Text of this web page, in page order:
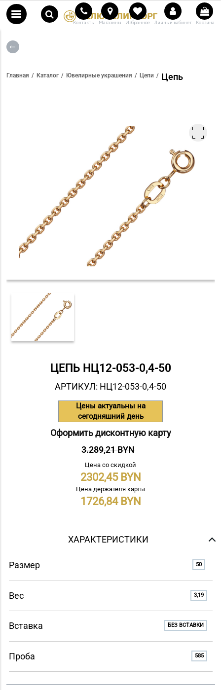
Контакты Магазины Избранное Личный кабинет Корзина
Главная Каталог Ювелирные украшения Цепи Цепь
ЦЕПЬ НЦ12-053-0,4-50
АРТИКУЛ: НЦ12-053-0,4-50
Цены актуальны на
сегодняшний день
Оформить дисконтную карту
3.289,21 BYN
Цена со скидкой
2302,45
Цена держателя карты
1726,84
ХАРАКТЕРИСТИКИ
Размер 50
Вес 3,19
Вставка БЕЗ ВСТАВКИ
Проба 585